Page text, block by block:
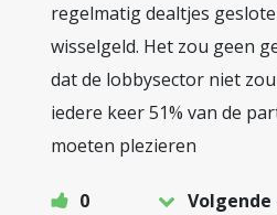
regelmatig dealtjes
wisselgeld. Het zou geen
dat de lobbysector niet
iedere keer 51% van de
moeten plezieren
0
Volgende